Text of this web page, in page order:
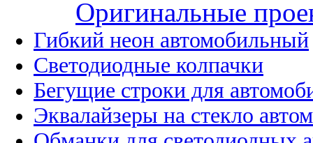
Оригинальные
Гибкий неон автомобильный
Светодиодные колпачки
Бегущие строки для
Эквалайзеры на стекло